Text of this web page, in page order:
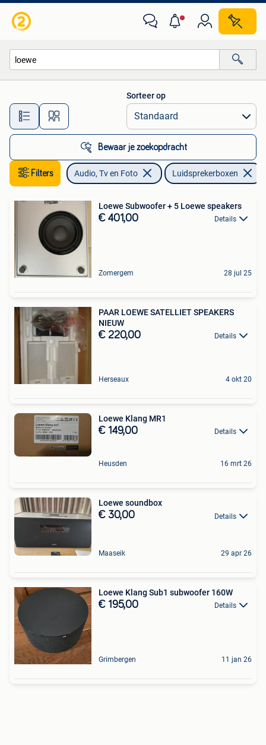
Alle afstanden…
Sorteer op
Bewaar je zoekopdracht
Filters Audio, Tv en Foto Luidsprekerboxen
Loewe Subwoofer + 5 Loewe speakers
€ 401,00 Details
Zomergem 28 jul 25
PAAR LOEWE SATELLIET SPEAKERS
NIEUW
€ 220,00 Details
Herseaux 4 okt 20
Loewe Klang MR1
€ 149,00 Details
Heusden 16 mrt 26
Loewe soundbox
€ 30,00 Details
Maaseik 29 apr 26
Loewe Klang Sub1 subwoofer 160W
€ 195,00 Details
Grimbergen 11 jan 26